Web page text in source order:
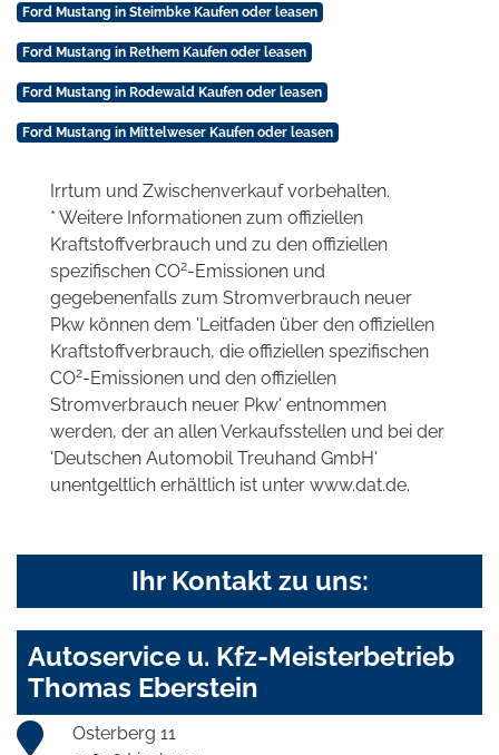
Ford Mustang in Steimbke Kaufen oder leasen
Ford Mustang in Rethem Kaufen oder leasen
Ford Mustang in Rodewald Kaufen oder leasen
Ford Mustang in Mittelweser Kaufen oder leasen
Irrtum und Zwischenverkauf vorbehalten.
* Weitere Informationen zum offiziellen
Kraftstoffverbrauch und zu den offiziellen
spezifischen CO2-Emissionen und
gegebenenfalls zum Stromverbrauch neuer
Pkw können dem 'Leitfaden über den offiziellen
Kraftstoffverbrauch, die offiziellen spezifischen
CO2-Emissionen und den offiziellen
Stromverbrauch neuer Pkw' entnommen
werden, der an allen Verkaufsstellen und bei der
'Deutschen Automobil Treuhand GmbH'
unentgeltlich erhältlich ist unter www.dat.de.
Ihr Kontakt zu uns:
Autoservice u. Kfz-Meisterbetrieb
Thomas Eberstein
Osterberg 11